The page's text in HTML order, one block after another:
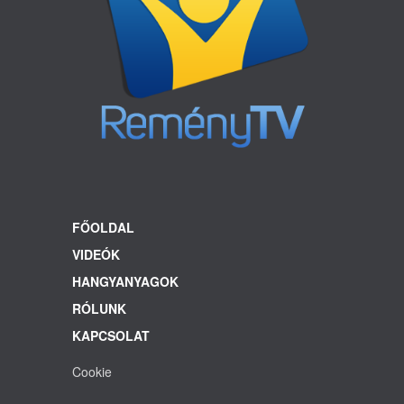
FŐOLDAL
VIDEÓK
HANGYANYAGOK
RÓLUNK
KAPCSOLAT
Cookie